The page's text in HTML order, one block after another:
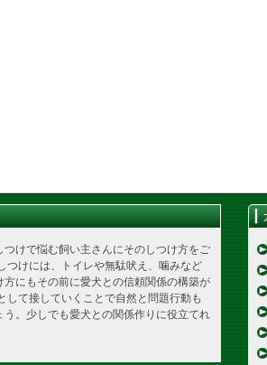
つけで悩む飼い主さんにそのしつけ方をご
つけには、トイレや無駄吠え、噛みなど
にもその前に愛犬との信頼関係の構築が
して接していくことで自然と問題行動も
。少しでも愛犬との関係作りに役立てれ